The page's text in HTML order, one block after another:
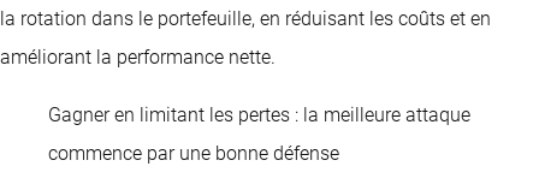
la rotation dans le portefeuille, en réduisant les coûts et en
améliorant la performance nette.
Gagner en limitant les pertes : la meilleure attaque
commence par une bonne défensePim van Vliet